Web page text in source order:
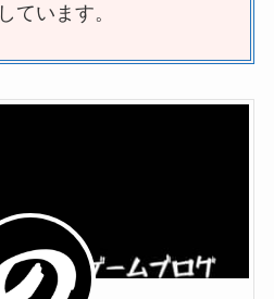
ています。